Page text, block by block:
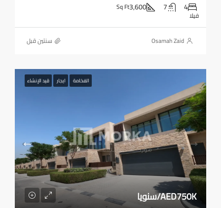
4
7
3,600
Sq Ft
فيلا
Osamah Zaid ‏سنتين قبل
الفخامة ايجار قيد الإنشاء
AED750K/سنويا